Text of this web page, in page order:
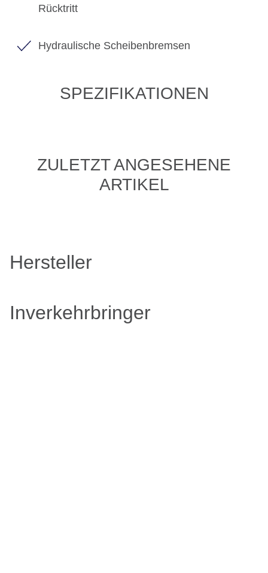
Rücktritt
Hydraulische Scheibenbremsen
SPEZIFIKATIONEN
ZULETZT ANGESEHENE
ARTIKEL
Hersteller
Inverkehrbringer